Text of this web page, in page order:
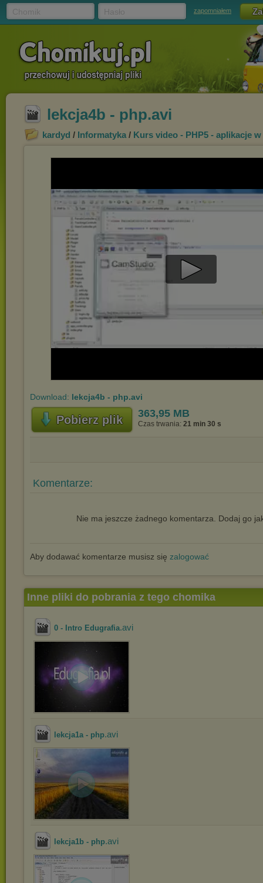
zapomniałem
lekcja4b - php.avi
kardyd / Informatyka / Kurs video - PHP5 - aplikacje
Play
Download: lekcja4b - php.avi
Pobierz plik 363,95 MB
Czas trwania: 21 min 30 s
Komentarze:
Nie ma jeszcze żadnego komentarza. Dodaj go
Aby dodawać komentarze musisz się zalogować
Inne pliki do pobrania z tego chomika
0 - Intro Edugrafia.avi
lekcja1a - php.avi
lekcja1b - php.avi